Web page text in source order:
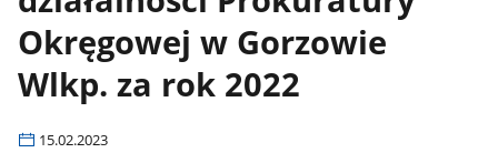
Okręgowej w Gorzowie
Wlkp. za rok 2022
15.02.2023